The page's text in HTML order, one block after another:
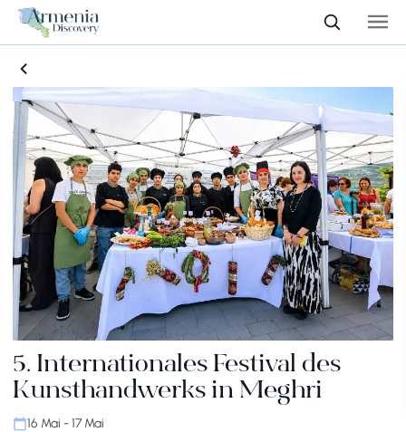
5. Internationales Festival des
Kunsthandwerks in Meghri
16 Mai - 17 Mai